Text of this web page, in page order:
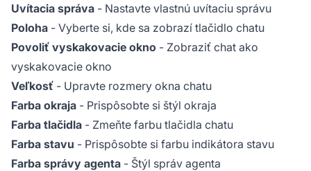
Uvítacia správa - Nastavte vlastnú uvítaciu správu
Poloha - Vyberte si, kde sa zobrazí tlačidlo chatu
Povoliť vyskakovacie okno - Zobraziť chat ako
vyskakovacie okno
Veľkosť - Upravte rozmery okna chatu
Farba okraja - Prispôsobte si štýl okraja
Farba tlačidla - Zmeňte farbu tlačidla chatu
Farba stavu - Prispôsobte si farbu indikátora stavu
Farba správy agenta - Štýl správ agenta